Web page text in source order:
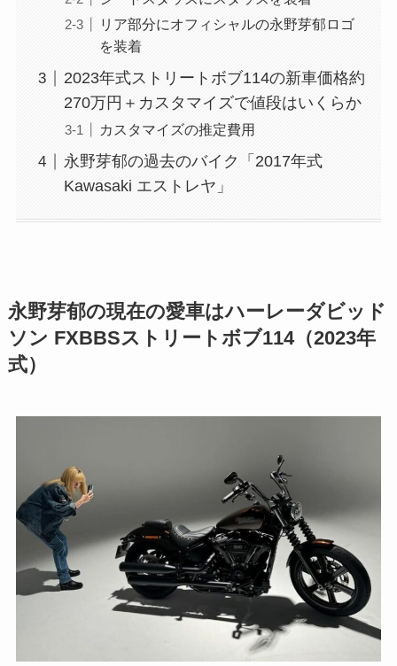
リア部分にオフィシャルの永野芽郁ロゴ
を装着
2023年式ストリートボブ114の新車価格約
270万円＋カスタマイズで値段はいくらか
カスタマイズの推定費用
永野芽郁の過去のバイク「2017年式
Kawasaki エストレヤ」
永野芽郁の現在の愛車はハーレーダビッド
ソン FXBBSストリートボブ114（2023年
式）